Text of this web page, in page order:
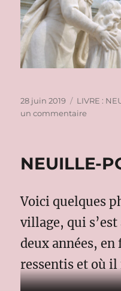
Publié
le
28 juin 2019 Catégories
LIVRE :
un commentairesur
NEUILLE-
Voici quelques
village, qui
deux années,
ressentis et où